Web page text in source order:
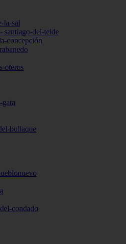
la-sal
santiago-del-teide
concepción
oteros
bullaque
condado